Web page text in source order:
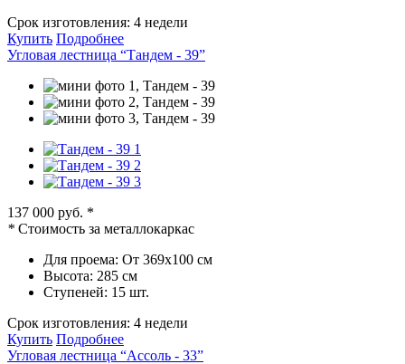
Срок изготовления: 4 недели
Купить Подробнее
Угловая лестница “Тандем - 39”
137 000 руб. *
* Стоимость за металлокаркас
Для проема: От 369х100 см
Высота: 285 см
Ступеней: 15 шт.
Срок изготовления: 4 недели
Купить Подробнее
Угловая лестница “Ассоль - 33”